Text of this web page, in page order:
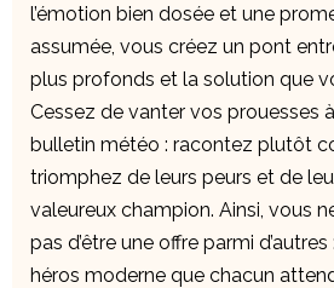
l’émotion bien dosée et une
assumée, vous créez un pont
plus profonds et la solution que
Cessez de vanter vos prouesses à
bulletin météo : racontez plutôt
triomphez de leurs peurs et de
valeureux champion. Ainsi, vous
pas d’être une offre parmi
héros moderne que chacun